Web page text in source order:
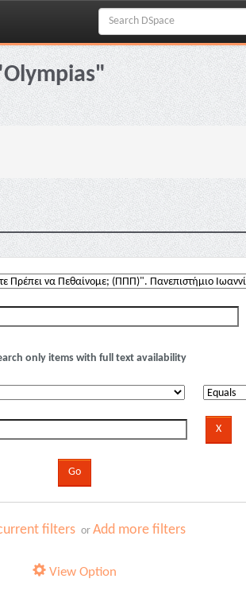
only items with full text availability
filters orAdd more filters
View Option